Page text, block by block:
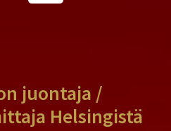
juontaja /
Helsingistä